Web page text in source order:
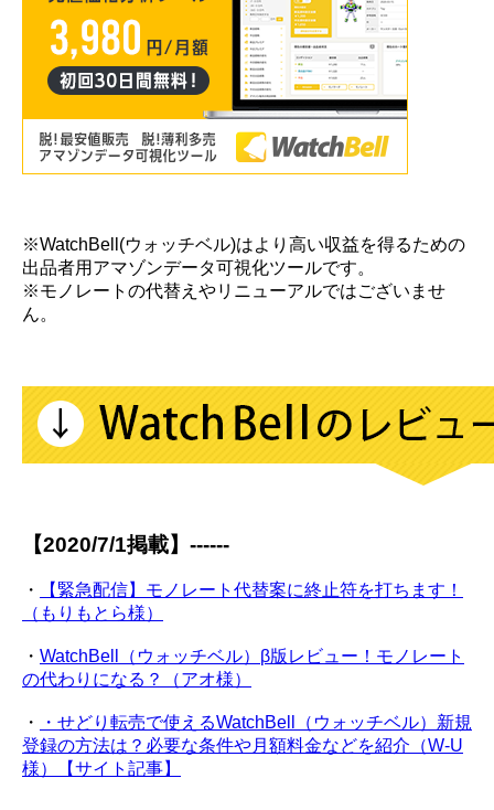
※WatchBell(ウォッチベル)はより高い収益を得るための
出品者用アマゾンデータ可視化ツールです。
※モノレートの代替えやリニューアルではございませ
ん。
【2020/7/1掲載】------
・
【緊急配信】モノレート代替案に終止符を打ちます！
（もりもとら様）
・ WatchBell（ウォッチベル）β版レビュー！モノレート
の代わりになる？（アオ様）
・
・せどり転売で使えるWatchBell（ウォッチベル）新規
登録の方法は？必要な条件や月額料金などを紹介（W-U
様）【サイト記事】